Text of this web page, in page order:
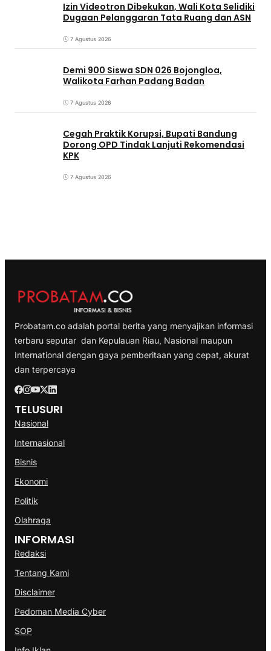
Izin Videotron Dibekukan, Wali Kota Selidiki
Dugaan Pelanggaran Tata Ruang dan ASN
7 Agustus 2026
Demi 900 Siswa SDN 026 Bojongloa,
Walikota Farhan Padang Badan
7 Agustus 2026
Cegah Praktik Korupsi, Bupati Bandung
Dorong OPD Tindak Lanjuti Rekomendasi
KPK
7 Agustus 2026
Probatam.co adalah portal berita yang menyajikan informasi
terbaru seputar dan Kepulauan Riau, Nasional maupun
International dengan gaya pemberitaan yang cepat, akurat
dan terpercaya
TELUSURI
Nasional
Internasional
Bisnis
Ekonomi
Politik
Olahraga
INFORMASI
Redaksi
Tentang Kami
Disclaimer
Pedoman Media Cyber
SOP